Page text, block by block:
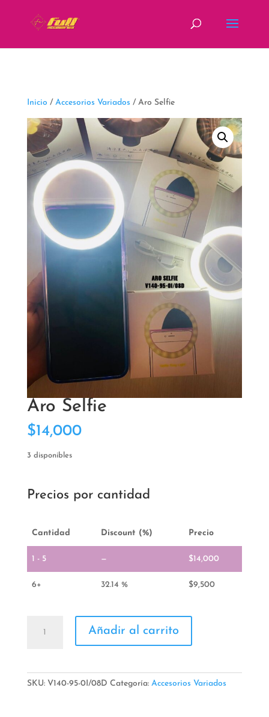
Inicio / Accesorios Variados / Aro Selfie
Aro Selfie
$14,000
3 disponibles
Precios por cantidad
Cantidad Discount (%) Precio
1 - 5 — $14,000
6+ 32.14 % $9,500
Selfie
Añadir al carrito
SKU: V140-95-0I/08D Categoría: Accesorios Variados